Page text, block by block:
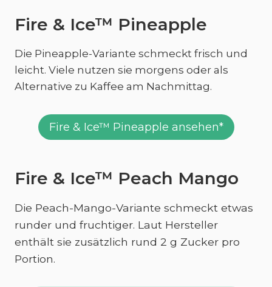
Fire & Ice™ Pineapple
Die Pineapple-Variante schmeckt frisch und
leicht. Viele nutzen sie morgens oder als
Alternative zu Kaffee am Nachmittag.
Fire & Ice™ Pineapple ansehen*
Fire & Ice™ Peach Mango
Die Peach-Mango-Variante schmeckt etwas
runder und fruchtiger. Laut Hersteller
enthält sie zusätzlich rund 2 g Zucker pro
Portion.